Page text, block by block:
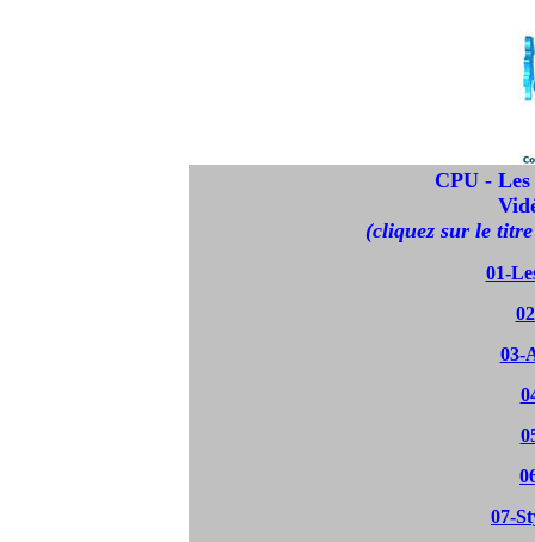
CPU -
(cliquez sur le
01-
03-
07-